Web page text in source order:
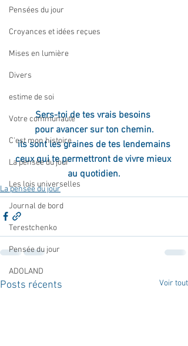
Pensées du jour
Croyances et idées reçues
Mises en lumière
Divers
estime de soi
Votre communauté
C'est mon histoire
La pensée du jour
Les lois universelles
Journal de bord
Terestchenko
Pensée du jour
ADOLAND
Sers-toi de tes vrais besoins
pour avancer sur ton chemin.
ils sont les graines de tes lendemains
ceux qui te permettront de vivre mieux
au quotidien.
La pensée du jour
Posts récents Voir tout